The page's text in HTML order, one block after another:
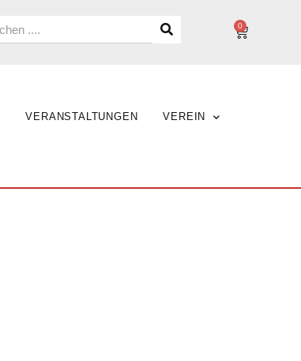
0
VERANSTALTUNGEN VEREIN